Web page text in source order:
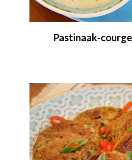
Pastinaak-